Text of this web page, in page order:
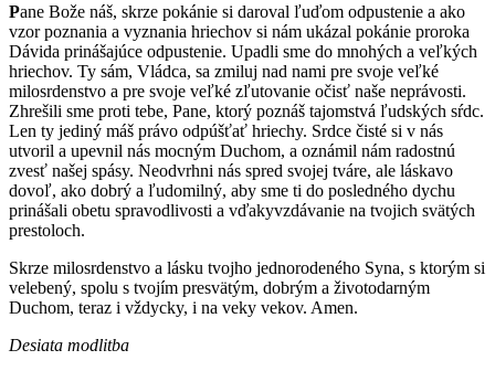
Pane Bože náš, skrze pokánie si daroval ľuďom odpustenie a ako
vzor poznania a vyznania hriechov si nám ukázal pokánie proroka
Dávida prinášajúce odpustenie. Upadli sme do mnohých a veľkých
hriechov. Ty sám, Vládca, sa zmiluj nad nami pre svoje veľké
milosrdenstvo a pre svoje veľké zľutovanie očisť naše neprávosti.
Zhrešili sme proti tebe, Pane, ktorý poznáš tajomstvá ľudských sŕdc.
Len ty jediný máš právo odpúšťať hriechy. Srdce čisté si v nás
utvoril a upevnil nás mocným Duchom, a oznámil nám radostnú
zvesť našej spásy. Neodvrhni nás spred svojej tváre, ale láskavo
dovoľ, ako dobrý a ľudomilný, aby sme ti do posledného dychu
prinášali obetu spravodlivosti a vďakyvzdávanie na tvojich svätých
prestoloch.
Skrze milosrdenstvo a lásku tvojho jednorodeného Syna, s ktorým si
velebený, spolu s tvojím presvätým, dobrým a životodarným
Duchom, teraz i vždycky, i na veky vekov. Amen.
Desiata modlitba